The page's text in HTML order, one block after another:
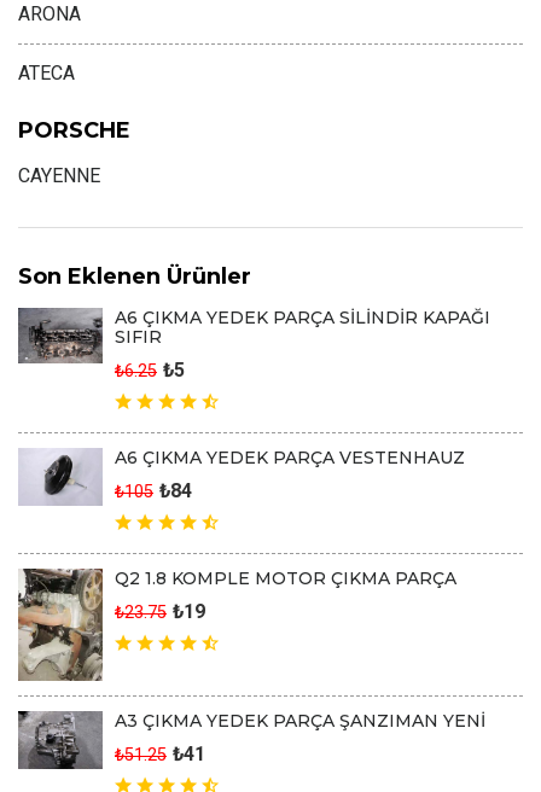
ARONA
ATECA
PORSCHE
CAYENNE
Son Eklenen Ürünler
A6 ÇIKMA YEDEK PARÇA SİLİNDİR KAPAĞI
SIFIR
₺6.25 ₺5
A6 ÇIKMA YEDEK PARÇA VESTENHAUZ
₺105 ₺84
Q2 1.8 KOMPLE MOTOR ÇIKMA PARÇA
₺23.75 ₺19
A3 ÇIKMA YEDEK PARÇA ŞANZIMAN YENİ
₺51.25 ₺41